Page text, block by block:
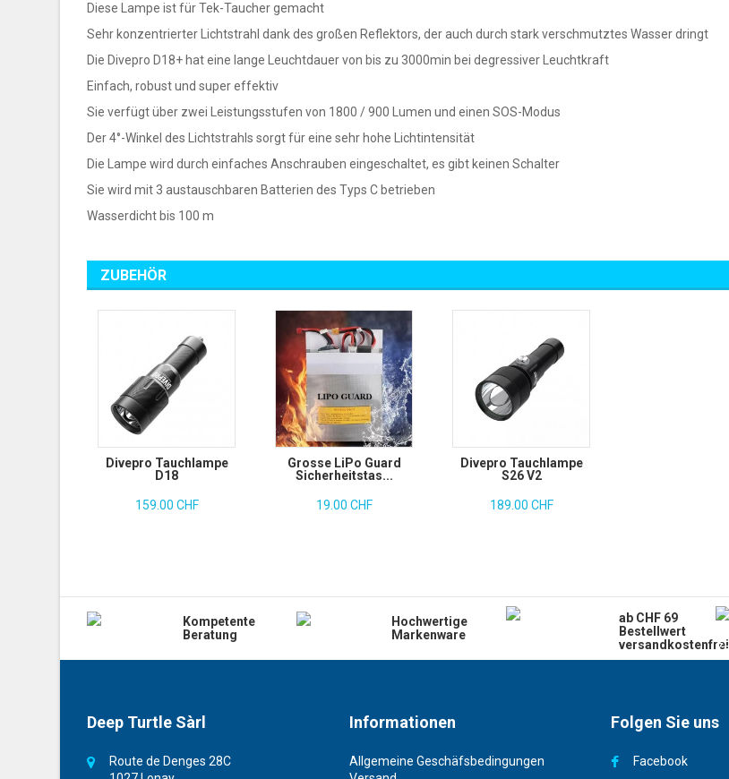
Diese Lampe ist für Tek-Taucher gemacht
Sehr konzentrierter Lichtstrahl dank des großen Reflektors, der auch durch stark verschmutztes Wasser dringt
Die Divepro D18+ hat eine lange Leuchtdauer von bis zu 3000min bei degressiver Leuchtkraft
Einfach, robust und super effektiv
Sie verfügt über zwei Leistungsstufen von 1800 / 900 Lumen und einen SOS-Modus
Der 4°-Winkel des Lichtstrahls sorgt für eine sehr hohe Lichtintensität
Die Lampe wird durch einfaches Anschrauben eingeschaltet, es gibt keinen Schalter
Sie wird mit 3 austauschbaren Batterien des Typs C betrieben
Wasserdicht bis 100 m
ZUBEHÖR
Divepro Tauchlampe
D18
159.00 CHF
Grosse LiPo Guard
Sicherheitstas...
19.00 CHF
Divepro Tauchlampe
S26 V2
189.00 CHF
Kompetente
Beratung
Hochwertige
Markenware
ab CHF 69
Bestellwert
versandkostenfrei
Deep Turtle Sàrl
Route de Denges 28C
Informationen
Allgemeine Geschäfsbedingungen
Folgen Sie uns
Facebook